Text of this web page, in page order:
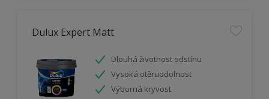
Dulux Expert Matt
Dlouhá životnost odstínu
Vysoká otěruodolnost
Výborná kryvost